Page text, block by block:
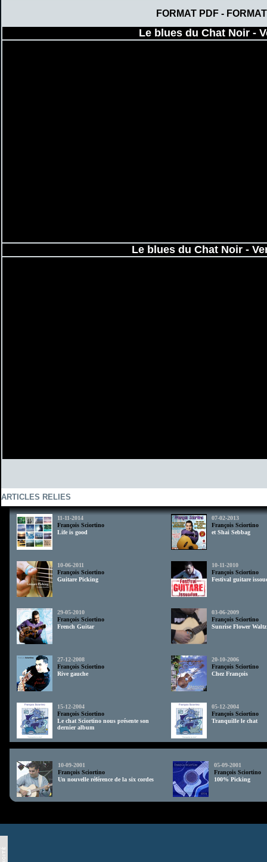
FORMAT PDF -
Le blues du Chat Noir -
Le blues du Chat Noir -
ARTICLES RELIES
11-11-2014
François Sciortino
Life is good
07-02-2013
François Sciortino
et Shai Sebbag
10-06-2011
François Sciortino
Guitare Picking
10-11-2010
François Sciortino
Festival guitare
29-05-2010
François Sciortino
French Guitar
03-06-2009
François Sciortino
Sunrise Flower Waltz
27-12-2008
François Sciortino
Rive gauche
20-10-2006
François Sciortino
Chez François
15-12-2004
François Sciortino
Le chat Sciortino nous présente son
dernier album
05-12-2004
François Sciortino
Tranquille le chat
10-09-2001
François Sciortino
Un nouvelle référence de la six cordes
05-09-2001
François Sciortino
100% Picking